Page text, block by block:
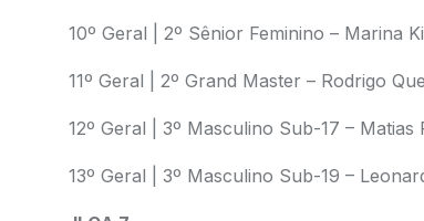
10º Geral | 2º Sênior Feminino – Marina
11º Geral | 2º Grand Master – Rodrigo
12º Geral | 3º Masculino Sub-17 – Matias
13º Geral | 3º Masculino Sub-19 –